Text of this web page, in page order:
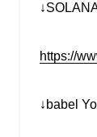
https://
↓babel